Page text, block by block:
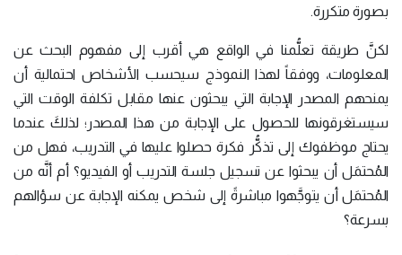
بصورة متكررة.
لكنَّ طريقة تعلُّمنا في الواقع هي أقرب إلى مفهوم البحث عن
المعلومات، ووفقاً لهذا النموذج سيحسب الأشخاص احتمالية أن
يمنحهم المصدر الإجابة التي يبحثون عنها مقابل تكلفة الوقت التي
سيستغرقونها للحصول على الإجابة من هذا المصدر؛ لذلكَ عندما
يحتاج موظفوك إلى تذكُّر فكرة حصلوا عليها في التدريب، فهل من
المُحتمَل أن يبحثوا عن تسجيل جلسة التدريب أو الفيديو؟ أم أنَّه من
المُحتمَل أن يتوجَّهوا مباشرةً إلى شخص يمكنه الإجابة عن سؤالهم
بسرعة؟